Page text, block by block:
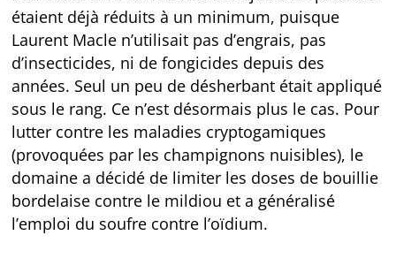
étaient déjà réduits à un minimum, puisque
Laurent Macle n’utilisait pas d’engrais, pas
d’insecticides, ni de fongicides depuis des
années. Seul un peu de désherbant était appliqué
sous le rang. Ce n’est désormais plus le cas. Pour
lutter contre les maladies cryptogamiques
(provoquées par les champignons nuisibles), le
domaine a décidé de limiter les doses de bouillie
bordelaise contre le mildiou et a généralisé
l’emploi du soufre contre l’oïdium.